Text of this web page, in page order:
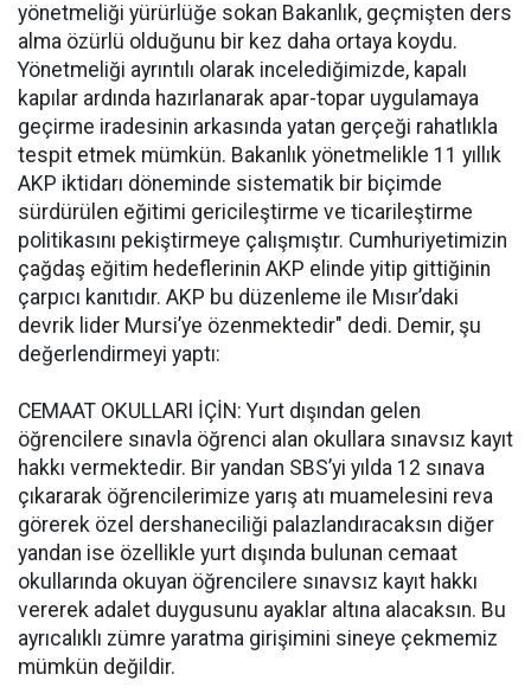
yönetmeliği yürürlüğe sokan Bakanlık, geçmişten ders
alma özürlü olduğunu bir kez daha ortaya koydu.
Yönetmeliği ayrıntılı olarak incelediğimizde, kapalı
kapılar ardında hazırlanarak apar-topar uygulamaya
geçirme iradesinin arkasında yatan gerçeği rahatlıkla
tespit etmek mümkün. Bakanlık yönetmelikle 11 yıllık
AKP iktidarı döneminde sistematik bir biçimde
sürdürülen eğitimi gericileştirme ve ticarileştirme
politikasını pekiştirmeye çalışmıştır. Cumhuriyetimizin
çağdaş eğitim hedeflerinin AKP elinde yitip gittiğinin
çarpıcı kanıtıdır. AKP bu düzenleme ile Mısır’daki
devrik lider Mursi’ye özenmektedir" dedi. Demir, şu
değerlendirmeyi yaptı:
CEMAAT OKULLARI İÇİN: Yurt dışından gelen
öğrencilere sınavla öğrenci alan okullara sınavsız kayıt
hakkı vermektedir. Bir yandan SBS’yi yılda 12 sınava
çıkararak öğrencilerimize yarış atı muamelesini reva
görerek özel dershaneciliği palazlandıracaksın diğer
yandan ise özellikle yurt dışında bulunan cemaat
okullarında okuyan öğrencilere sınavsız kayıt hakkı
vererek adalet duygusunu ayaklar altına alacaksın. Bu
ayrıcalıklı zümre yaratma girişimini sineye çekmemiz
mümkün değildir.